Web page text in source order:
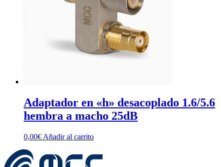
Adaptador en «h» desacoplado 1.6/5.6
hembra a macho 25dB
0,00€ Añadir al carrito